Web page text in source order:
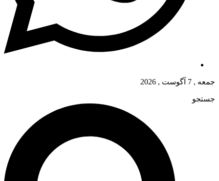
جمعه , 7 آگوست , 2026
جستجو